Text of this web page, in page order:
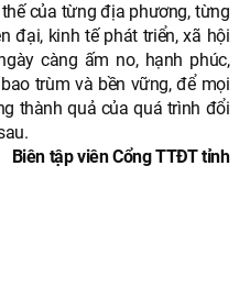
của từng địa phương, từng
đại, kinh tế phát triển, xã hội
càng ấm no, hạnh phúc,
trùm và bền vững, để mọi
thành quả của quá trình đổi
Biên tập viên Cổng TTĐT tỉnh